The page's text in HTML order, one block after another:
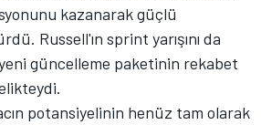
kazanarak güçlü
Russell'ın sprint yarışını da
yeni güncelleme paketinin rekabet
potansiyelinin henüz tam olarak